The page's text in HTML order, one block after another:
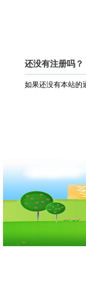
还没有注册吗？
如果还没有本站的